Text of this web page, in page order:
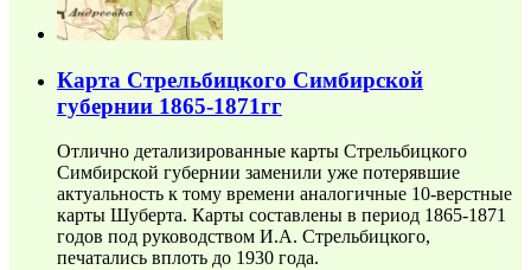
Карта Стрельбицкого Симбирской
губернии 1865-1871гг
Отлично детализированные карты Стрельбицкого
Симбирской губернии заменили уже потерявшие
актуальность к тому времени аналогичные 10-верстные
карты Шуберта. Карты составлены в период 1865-1871
годов под руководством И.А. Стрельбицкого,
печатались вплоть до 1930 года.